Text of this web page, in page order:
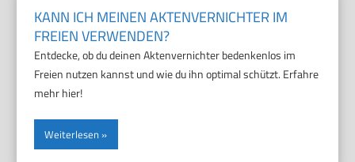
KANN ICH MEINEN AKTENVERNICHTER IM
FREIEN VERWENDEN?
Entdecke, ob du deinen Aktenvernichter bedenkenlos im
Freien nutzen kannst und wie du ihn optimal schützt. Erfahre
mehr hier!
Weiterlesen